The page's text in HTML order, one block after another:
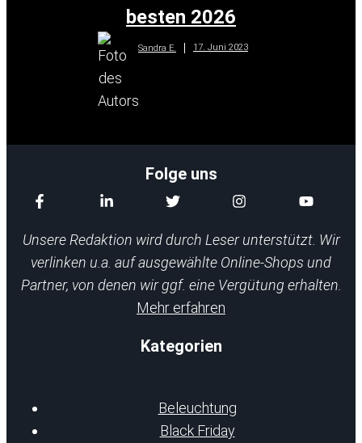
besten 2026
Sandra E. 17. Juni 2023
Folge uns
Unsere Redaktion wird durch Leser unterstützt. Wir
verlinken u.a. auf ausgewählte Online-Shops und
Partner, von denen wir ggf. eine Vergütung erhalten.
Mehr erfahren
Kategorien
Beleuchtung
Black Friday